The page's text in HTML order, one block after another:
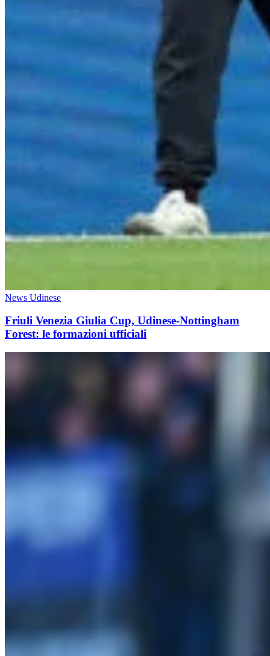
News Udinese
Friuli Venezia Giulia Cup, Udinese-Nottingham
Forest: le formazioni ufficiali